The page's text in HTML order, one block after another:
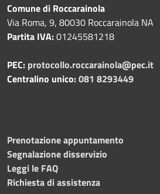
Comune di Roccarainola
Via Roma, 9, 80030 Roccarainola NA
Partita IVA:01245581218
PEC: protocollo.roccarainola@pec.it
Centralino unico:081 8293449
Prenotazione appuntamento
Segnalazione disservizio
Leggi le FAQ
Richiesta di assistenza